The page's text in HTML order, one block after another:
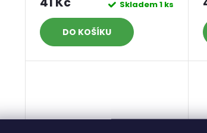
Skladem1 ks
DO KOŠÍKU